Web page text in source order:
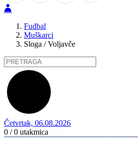
Fudbal
Muškarci
Sloga / Voljavče
Četvrtak, 06.08.2026
0 / 0 utakmica